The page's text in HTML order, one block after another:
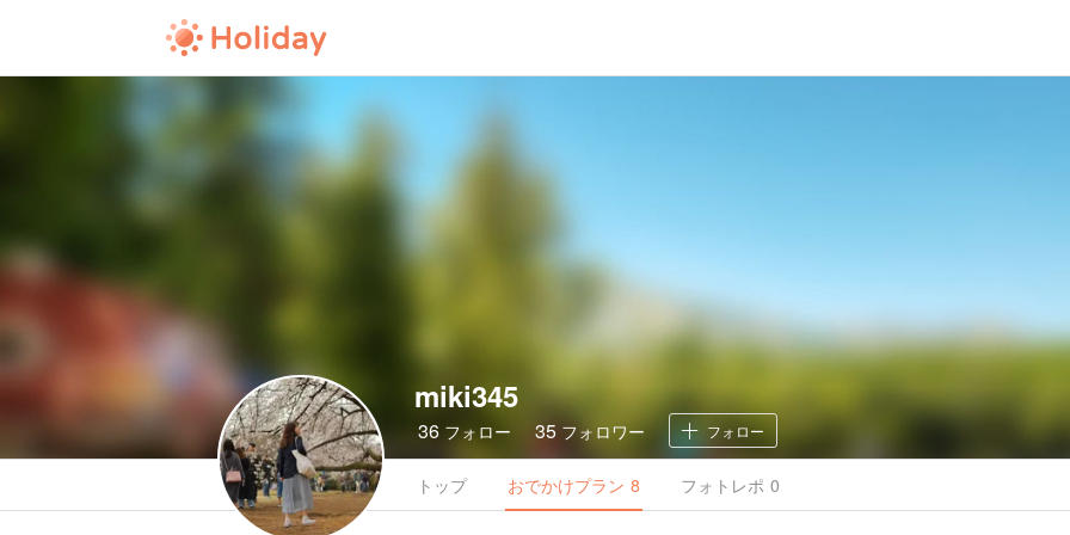
miki345
36 フォロー 35 フォロワー フォロー
トップ おでかけプラン 8 フォトレポ 0